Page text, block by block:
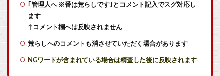
【艦これ】ヴァトールはなんて呼べばいいんだろうね
｢管理人へ ※番は荒らしです｣とコメント記入でスグ対応し
ます
↑コメント欄へは反映されません
荒らしへのコメントも消させていただく場合があります
NGワードが含まれている場合は精査した後に反映されます